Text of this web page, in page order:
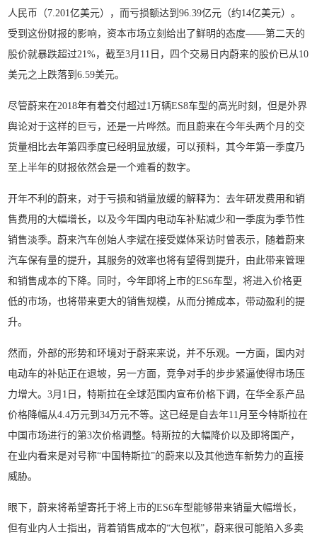
人民币（7.201亿美元），而亏损额达到96.39亿元（约14亿美元）。
受到这份财报的影响，资本市场立刻给出了鲜明的态度——第二天的
股价就暴跌超过21%，截至3月11日，四个交易日内蔚来的股价已从10
美元之上跌落到6.59美元。
尽管蔚来在2018年有着交付超过1万辆ES8车型的高光时刻，但是外界
舆论对于这样的巨亏，还是一片哗然。而且蔚来在今年头两个月的交
货量相比去年第四季度已经明显放缓，可以预料，其今年第一季度乃
至上半年的财报依然会是一个难看的数字。
开年不利的蔚来，对于亏损和销量放缓的解释为：去年研发费用和销
售费用的大幅增长，以及今年国内电动车补贴减少和一季度为季节性
销售淡季。蔚来汽车创始人李斌在接受媒体采访时曾表示，随着蔚来
汽车保有量的提升，其服务的效率也将有望得到提升，由此带来管理
和销售成本的下降。同时，今年即将上市的ES6车型，将进入价格更
低的市场，也将带来更大的销售规模，从而分摊成本，带动盈利的提
升。
然而，外部的形势和环境对于蔚来来说，并不乐观。一方面，国内对
电动车的补贴正在退坡，另一方面，竞争对手的步步紧逼使得市场压
力增大。3月1日，特斯拉在全球范围内宣布价格下调，在华全系产品
价格降幅从4.4万元到34万元不等。这已经是自去年11月至今特斯拉在
中国市场进行的第3次价格调整。特斯拉的大幅降价以及即将国产，
在业内看来是对号称“中国特斯拉”的蔚来以及其他造车新势力的直接
威胁。
眼下，蔚来将希望寄托于将上市的ES6车型能够带来销量大幅增长，
但有业内人士指出，背着销售成本的“大包袱”，蔚来很可能陷入多卖